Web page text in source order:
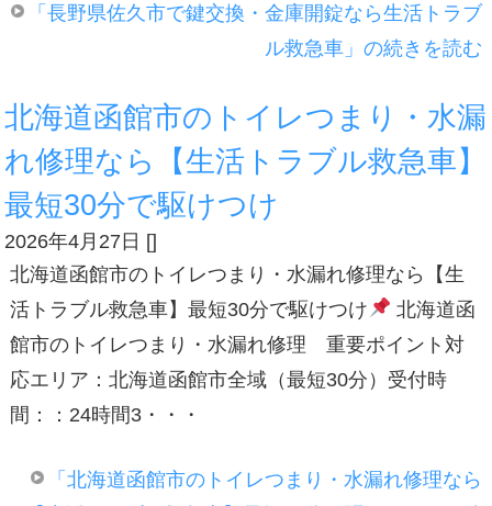
「長野県佐久市で鍵交換・金庫開錠なら生活トラブ
ル救急車」の続きを読む
北海道函館市のトイレつまり・水漏
れ修理なら【生活トラブル救急車】
最短30分で駆けつけ
2026年4月27日 []
北海道函館市のトイレつまり・水漏れ修理なら【生
活トラブル救急車】最短30分で駆けつけ
北海道函
館市のトイレつまり・水漏れ修理 重要ポイント対
応エリア：北海道函館市全域（最短30分）受付時
間：：24時間3・・・
「北海道函館市のトイレつまり・水漏れ修理なら